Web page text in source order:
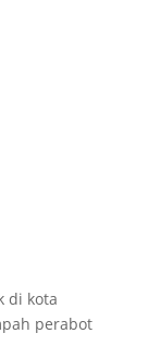
di kota
perabot